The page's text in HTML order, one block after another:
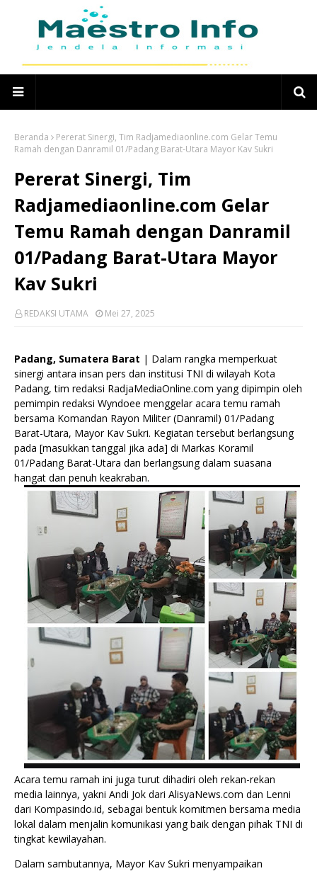
Beranda
Pererat Sinergi, Tim Radjamediaonline.com Gelar Temu
Ramah dengan Danramil 01/Padang Barat-Utara Mayor Kav Sukri
Pererat Sinergi, Tim
Radjamediaonline.com Gelar
Temu Ramah dengan Danramil
01/Padang Barat-Utara Mayor
Kav Sukri
REDAKSI UTAMA Mei 27, 2025
Padang, Sumatera Barat | Dalam rangka memperkuat
sinergi antara insan pers dan institusi TNI di wilayah Kota
Padang, tim redaksi RadjaMediaOnline.com yang dipimpin oleh
pemimpin redaksi Wyndoee menggelar acara temu ramah
bersama Komandan Rayon Militer (Danramil) 01/Padang
Barat-Utara, Mayor Kav Sukri. Kegiatan tersebut berlangsung
pada [masukkan tanggal jika ada] di Markas Koramil
01/Padang Barat-Utara dan berlangsung dalam suasana
hangat dan penuh keakraban.
Acara temu ramah ini juga turut dihadiri oleh rekan-rekan
media lainnya, yakni Andi Jok dari AlisyaNews.com dan Lenni
dari Kompasindo.id, sebagai bentuk komitmen bersama media
lokal dalam menjalin komunikasi yang baik dengan pihak TNI di
tingkat kewilayahan.
Dalam sambutannya, Mayor Kav Sukri menyampaikan